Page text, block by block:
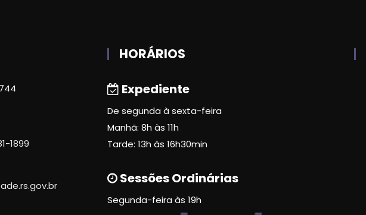
1899
HORÁRIOS
Expediente
De segunda à sexta-feira
Manhã: 8h às 11h
Tarde: 13h às 16h30min
Sessões Ordinárias
Segunda-feira às 19h